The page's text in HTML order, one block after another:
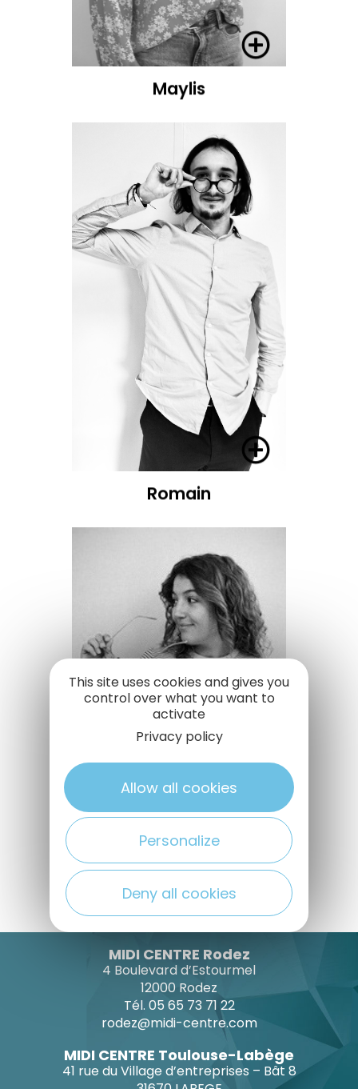
Maylis
Maylis
Romain
Elise
MIDI CENTRE Rodez
4 Boulevard d’Estourmel
12000 Rodez
Tél. 05 65 73 71 22
rodez@midi-centre.com
MIDI CENTRE Toulouse-Labège
41 rue du Village d’entreprises – Bât 8
This site uses cookies and gives you
control over what you want to
activate
Privacy policy
Allow all cookies
Personalize
Deny all cookies